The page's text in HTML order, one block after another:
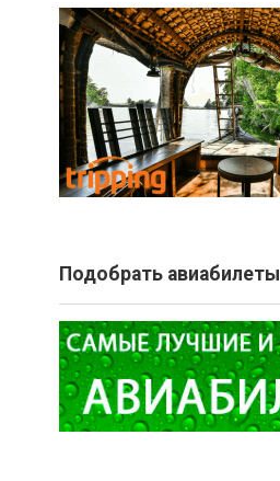
Подобрать авиабилеты